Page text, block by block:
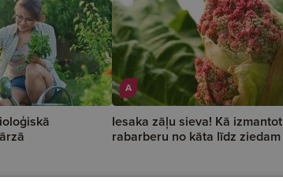
A
Iesaka zāļu sieva! Kā izmantot
rabarberu no kāta līdz ziedam